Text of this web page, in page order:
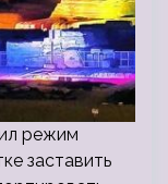
режим
заставить